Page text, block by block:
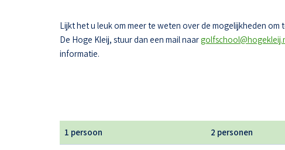
Lijkt het u leuk om meer te weten over de mogelijkheden om
De Hoge Kleij, stuur dan een mail naar
informatie.
1 persoon 2 personen